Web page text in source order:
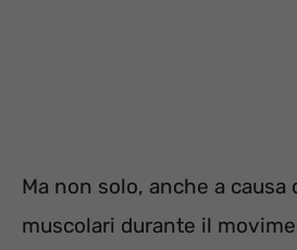
Ma non solo, anche a
muscolari durante il